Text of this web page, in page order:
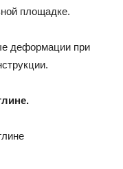
площадке.
деформации при